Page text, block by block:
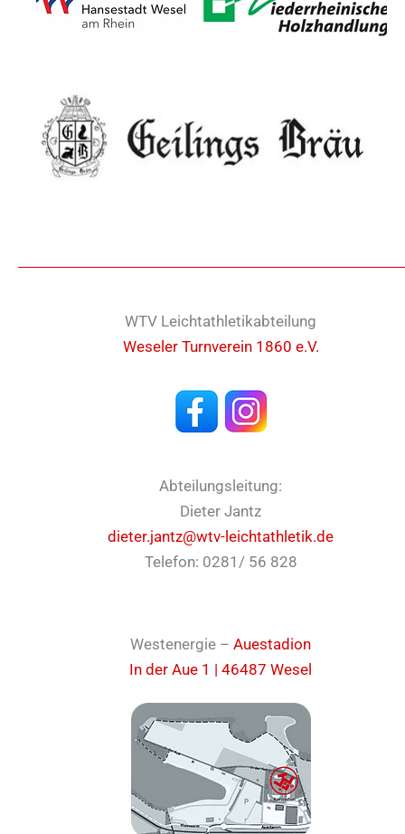
WTV Leichtathletikabteilung
Weseler Turnverein 1860 e.V.
Abteilungsleitung:
Dieter Jantz
dieter.jantz@wtv-leichtathletik.de
Telefon: 0281/ 56 828
Westenergie – Auestadion
In der Aue 1 | 46487 Wesel